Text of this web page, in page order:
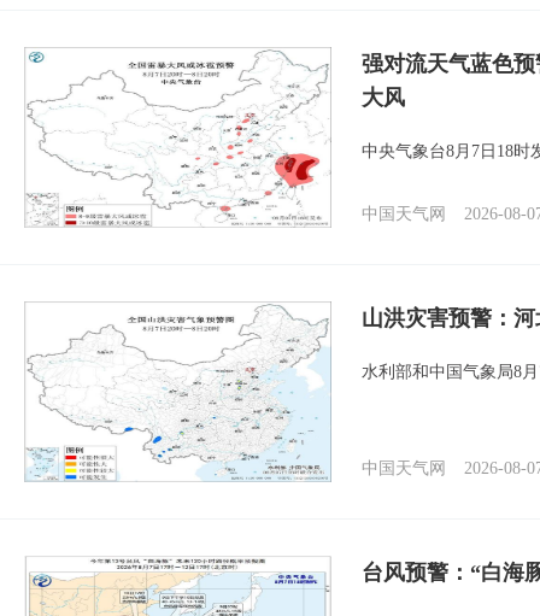
强对流天气蓝色
大风
中央气象台8月7日18时
中国天气网 2026-08-
山洪灾害预警：
水利部和中国气象局8
中国天气网 2026-08-
台风预警：“白海